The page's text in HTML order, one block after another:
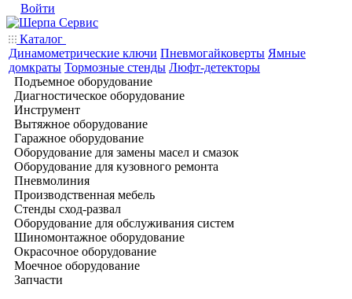
Войти
Каталог
Динамометрические ключи Пневмогайковерты Ямные
домкраты Тормозные стенды Люфт-детекторы
Подъемное оборудование
Диагностическое оборудование
Инструмент
Вытяжное оборудование
Гаражное оборудование
Оборудование для замены масел и смазок
Оборудование для кузовного ремонта
Пневмолиния
Производственная мебель
Стенды сход-развал
Оборудование для обслуживания систем
Шиномонтажное оборудование
Окрасочное оборудование
Моечное оборудование
Запчасти